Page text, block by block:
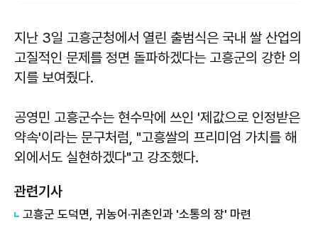
지난 3일 고흥군청에서 열린 출범식은 국내 쌀 산업의
고질적인 문제를 정면 돌파하겠다는 고흥군의 강한 의
지를 보여줬다.
공영민 고흥군수는 현수막에 쓰인 '제값으로 인정받은
약속'이라는 문구처럼, "고흥쌀의 프리미엄 가치를 해
외에서도 실현하겠다"고 강조했다.
관련기사
고흥군 도덕면, 귀농어·귀촌인과 '소통의 장' 마련